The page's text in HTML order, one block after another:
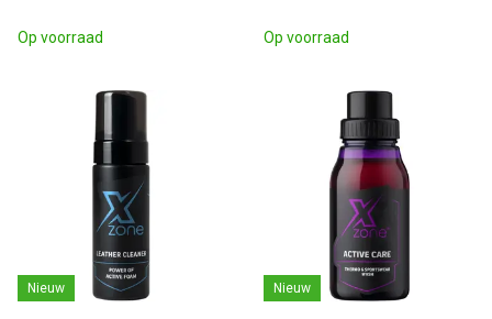
Op voorraad Op voorraad
Nieuw Nieuw